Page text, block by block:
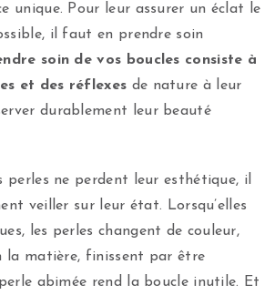
unique. Pour leur assurer un éclat le
il faut en prendre soin
soin de vos boucles consiste à
et des réflexes de nature à leur
durablement leur beauté
perles ne perdent leur esthétique, il
veiller sur leur état. Lorsqu’elles
les perles changent de couleur,
la matière, finissent par être
abimée rend la boucle inutile. Et